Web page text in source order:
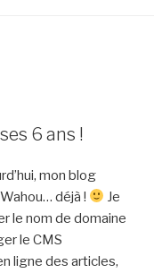
6 ans !
mon blog
déjà !
Je
le nom de domaine
le CMS
ligne des articles,